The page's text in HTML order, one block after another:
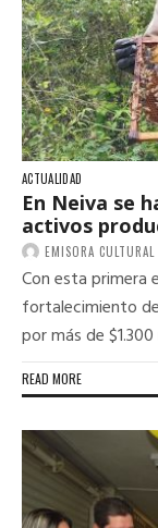
ACTUALIDAD
En Neiva se
activos
EMISORA
Con esta primera
fortalecimiento
por más de
READ MORE